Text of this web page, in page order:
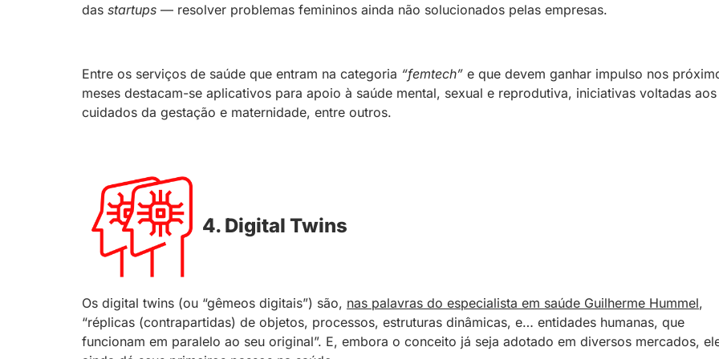
das startups — resolver problemas femininos ainda não solucionados pelas empresas.
Entre os serviços de saúde que entram na categoria “femtech” e que devem ganhar impulso nos
meses destacam-se aplicativos para apoio à saúde mental, sexual e reprodutiva, iniciativas voltadas aos
cuidados da gestação e maternidade, entre outros.
4. Digital Twins
Os digital twins (ou “gêmeos digitais”) são, nas palavras do especialista em saúde Guilherme Hummel,
“réplicas (contrapartidas) de objetos, processos, estruturas dinâmicas, e… entidades humanas, que
funcionam em paralelo ao seu original”. E, embora o conceito já seja adotado em diversos mercados,